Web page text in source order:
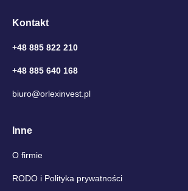
Kontakt
+48 885 822 210
+48 885 640 168
biuro@orlexinvest.pl
Inne
O firmie
RODO i Polityka prywatności